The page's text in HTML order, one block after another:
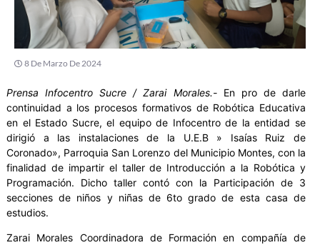
8 De Marzo De 2024
Prensa Infocentro Sucre / Zarai Morales.-En pro de darle
continuidad a los procesos formativos de Robótica Educativa
en el Estado Sucre, el equipo de Infocentro de la entidad se
dirigió a las instalaciones de la U.E.B » Isaías Ruiz de
Coronado», Parroquia San Lorenzo del Municipio Montes, con la
finalidad de impartir el taller de Introducción a la Robótica y
Programación. Dicho taller contó con la Participación de 3
secciones de niños y niñas de 6to grado de esta casa de
estudios.
Zarai Morales Coordinadora de Formación en compañía de